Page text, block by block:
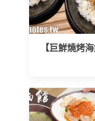
【巨鮮燒烤